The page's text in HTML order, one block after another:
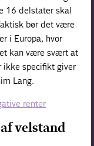
16 delstater skal
bør det være
i Europa, hvor
kan være svært at
ikke specifikt giver
Lang.
renter
velstand